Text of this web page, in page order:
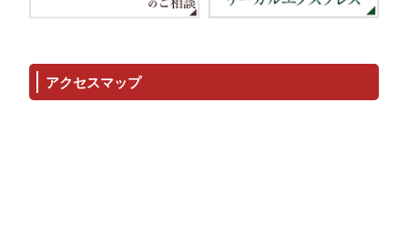
アクセスマップ